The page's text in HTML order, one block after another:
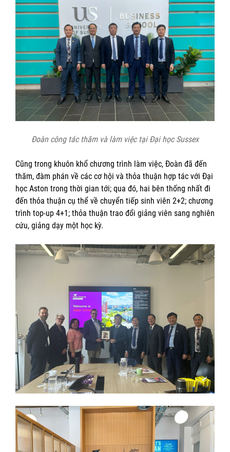
Đoàn công tác thăm và làm việc tại Đại học Sussex
Cũng trong khuôn khổ chương trình làm việc, Đoàn đã đến
thăm, đàm phán về các cơ hội và thỏa thuận hợp tác với Đại
học Aston trong thời gian tới; qua đó, hai bên thống nhất đi
đến thỏa thuận cụ thể về chuyển tiếp sinh viên 2+2; chương
trình top-up 4+1; thỏa thuận trao đổi giảng viên sang nghiên
cứu, giảng dạy một học kỳ.